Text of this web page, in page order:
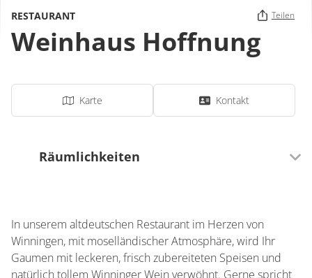
RESTAURANT Teilen
Weinhaus Hoffnung
Karte Kontakt
Räumlichkeiten
0 Sitzplätze (außen)
In unserem altdeutschen Restaurant im Herzen von
Winningen, mit moselländischer Atmosphäre, wird Ihr
Gaumen mit leckeren, frisch zubereiteten Speisen und
natürlich tollem Winninger Wein verwöhnt. Gerne spricht